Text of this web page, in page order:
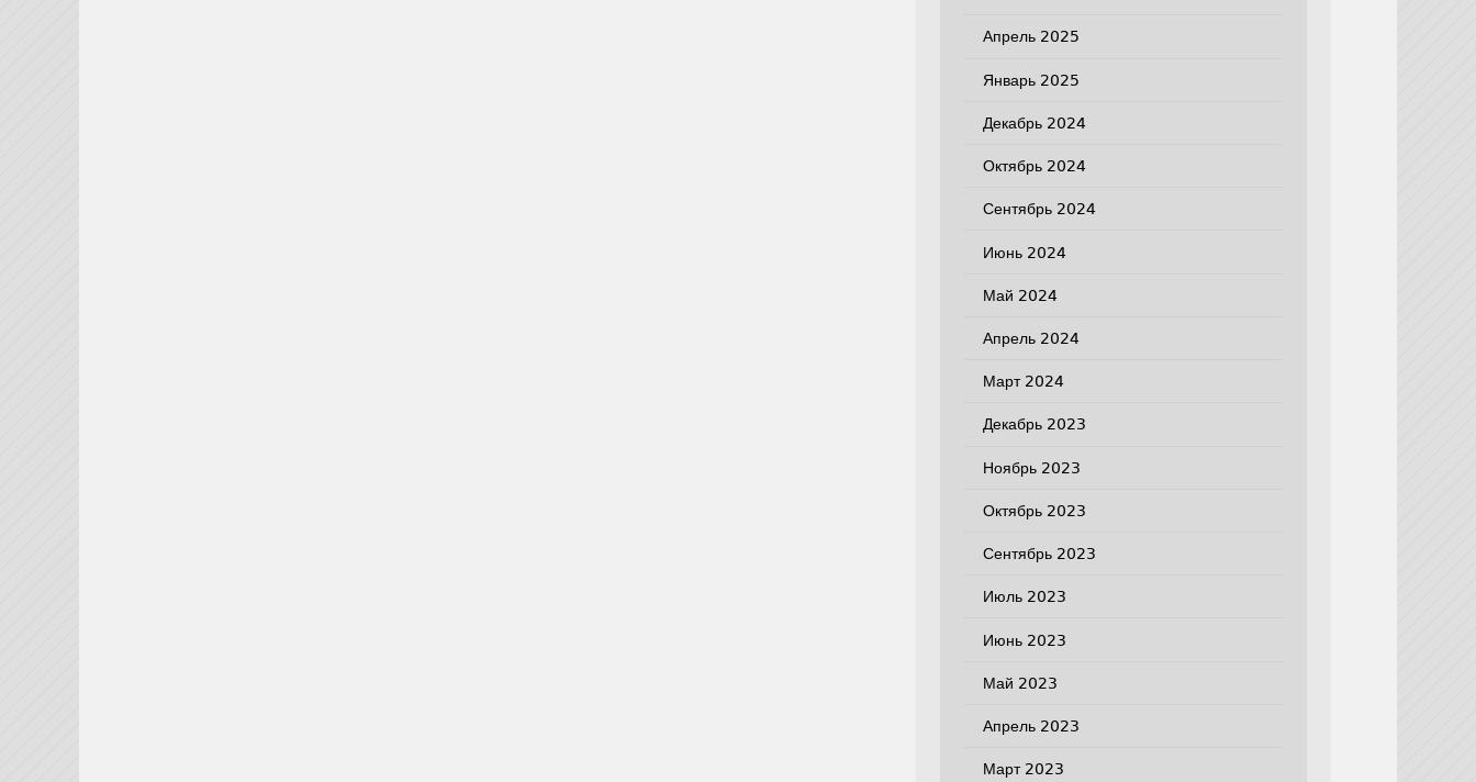
Апрель 2025
Январь 2025
Декабрь 2024
Октябрь 2024
Сентябрь 2024
Июнь 2024
Май 2024
Апрель 2024
Март 2024
Декабрь 2023
Ноябрь 2023
Октябрь 2023
Сентябрь 2023
Июль 2023
Июнь 2023
Май 2023
Апрель 2023
Март 2023